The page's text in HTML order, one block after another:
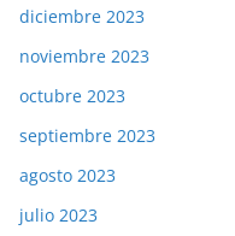
diciembre 2023
noviembre 2023
octubre 2023
septiembre 2023
agosto 2023
julio 2023